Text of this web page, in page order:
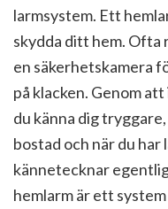
larmsystem. Ett
skydda ditt hem. Ofta
en säkerhetskamera
på klacken. Genom
du känna dig
bostad och när du har
kännetecknar
hemlarm är ett